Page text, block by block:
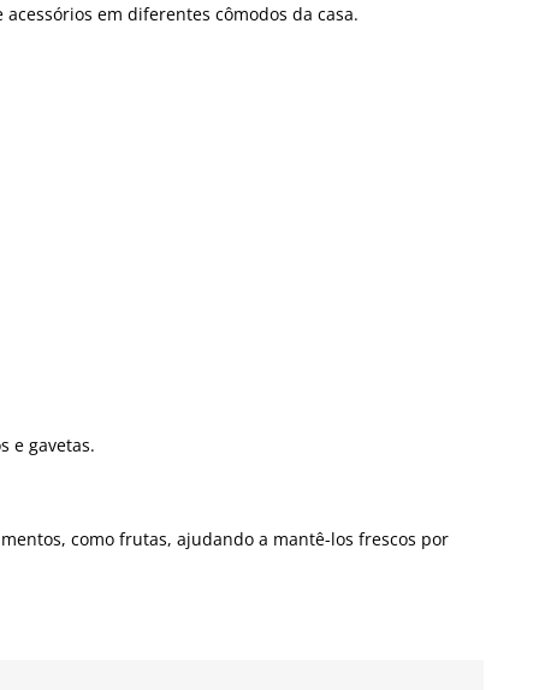
em diferentes cômodos da casa.
e gavetas.
como frutas, ajudando a mantê-los frescos por